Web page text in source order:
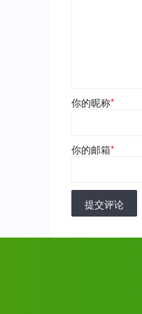
你的昵称*
你的邮箱*
提交评论